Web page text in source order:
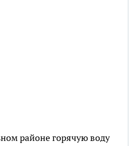
районе горячую воду